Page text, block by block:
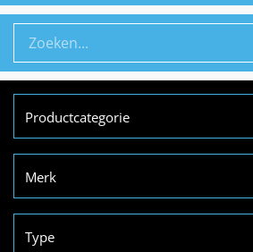
Productcategorie
Merk
Type